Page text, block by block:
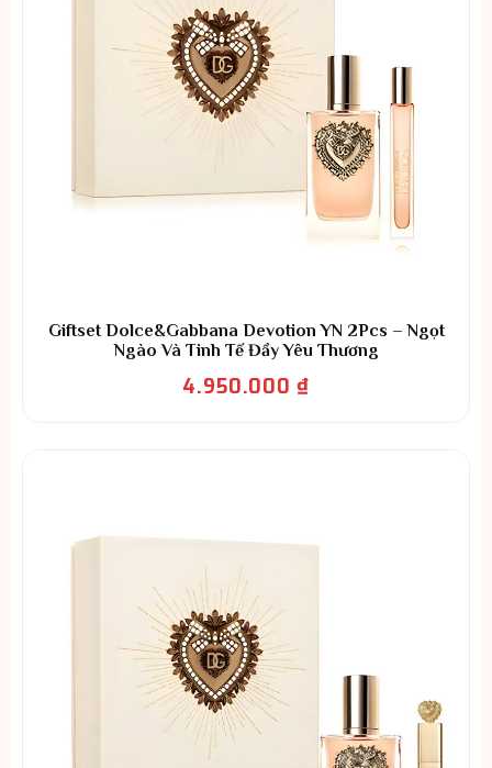
Giftset Dolce&Gabbana Devotion YN 2Pcs – Ngọt
Ngào Và Tinh Tế Đầy Yêu Thương
4.950.000₫